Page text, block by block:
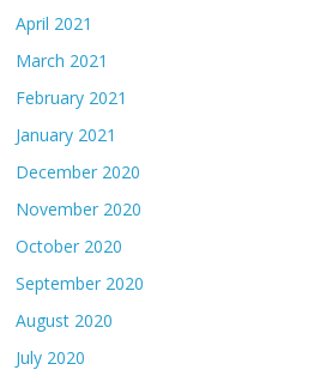
April 2021
March 2021
February 2021
January 2021
December 2020
November 2020
October 2020
September 2020
August 2020
July 2020